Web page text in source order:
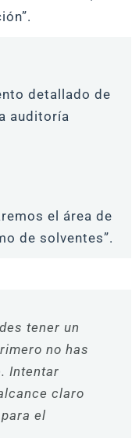
detallado de
auditoría
el área de
de solventes”.
tener un
no has
Intentar
claro
el